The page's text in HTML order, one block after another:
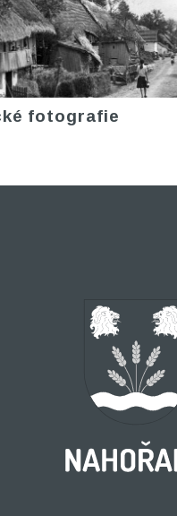
fotografie